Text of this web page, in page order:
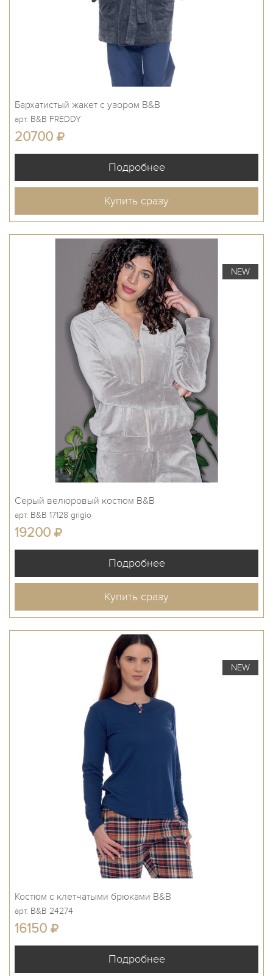
Бархатистый жакет с узором B&B
арт. B&B FREDDY
20700
Купить сразу
NEW
Серый велюровый костюм B&B
арт. B&B 17128 grigio
19200
Купить сразу
NEW
Костюм с клетчатыми брюками B&B
арт. B&B 24274
16150